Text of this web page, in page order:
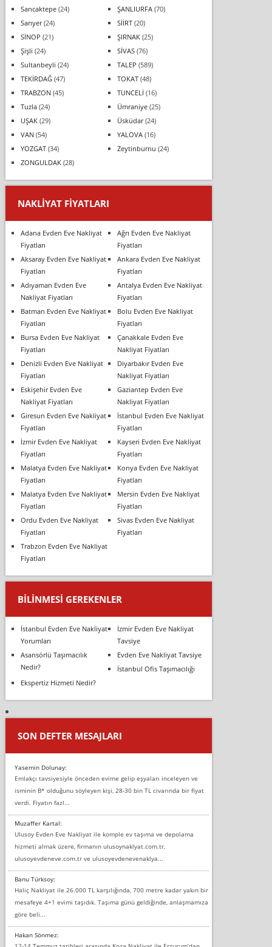
Sancaktepe(24) ŞANLIURFA(70)
Sarıyer(24) SİİRT(20)
SİNOP (21) ŞIRNAK(25)
Şişli (24) SİVAS(76)
Sultanbeyli (24) TALEP (589)
TEKİRDAĞ(47) TOKAT(48)
TRABZON(45) TUNCELİ (16)
Tuzla(24) Ümraniye(25)
UŞAK(29) Üsküdar(24)
VAN(54) YALOVA(16)
YOZGAT(34) Zeytinburnu (24)
ZONGULDAK(28)
NAKLIYAT FIYATLARI
Adana Evden Eve Nakliyat
Fiyatları
Ağrı Evden Eve Nakliyat
Fiyatları
Aksaray Evden Eve Nakliyat
Fiyatları
Ankara Evden Eve Nakliyat
Fiyatları
Adıyaman Evden Eve
Nakliyat Fiyatları
Antalya Evden Eve Nakliyat
Fiyatları
Batman Evden Eve Nakliyat
Fiyatları
Bolu Evden Eve Nakliyat
Fiyatları
Bursa Evden Eve Nakliyat
Fiyatları
Çanakkale Evden Eve
Nakliyat Fiyatları
Denizli Evden Eve Nakliyat
Fiyatları
Diyarbakır Evden Eve
Nakliyat Fiyatları
Eskişehir Evden Eve
Nakliyat Fiyatları
Gaziantep Evden Eve
Nakliyat Fiyatları
Giresun Evden Eve Nakliyat
Fiyatları
İstanbul Evden Eve Nakliyat
Fiyatları
İzmir Evden Eve Nakliyat
Fiyatları
Kayseri Evden Eve Nakliyat
Fiyatları
Malatya Evden Eve Nakliyat
Fiyatları
Konya Evden Eve Nakliyat
Fiyatları
Malatya Evden Eve Nakliyat
Fiyatları
Mersin Evden Eve Nakliyat
Fiyatları
Ordu Evden Eve Nakliyat
Fiyatları
Sivas Evden Eve Nakliyat
Fiyatları
Trabzon Evden Eve Nakliyat
Fiyatları
BILINMESI GEREKENLER
İstanbul Evden Eve Nakliyat
Yorumları
İzmir Evden Eve Nakliyat
Tavsiye
Asansörlü Taşımacılık
Nedir?
Evden Eve Nakliyat Tavsiye
İstanbul Ofis Taşımacılığı
Ekspertiz Hizmeti Nedir?
SON DEFTER MESAJLARI
Yasemin Dolunay:
Emlakçı tavsiyesiyle önceden evime gelip eşyaları inceleyen ve
isminin B* olduğunu söyleyen kişi, 28-30 bin TL civarında bir fiyat
verdi. Fiyatın fazl...
Muzaffer Kartal:
Ulusoy Evden Eve Nakliyat ile komple ev taşıma ve depolama
hizmeti almak üzere, firmanın ulusoynaklyat.com.tr,
ulusoyevdeneve.com.tr ve ulusoyevdenevenaklya...
Banu Türksoy:
Haliç Nakliyat ile 26.000 TL karşılığında, 700 metre kadar yakın bir
mesafeye 4+1 evimi taşıdık. Taşıma günü geldiğinde, anlaşmamıza
göre beli...
Hakan Sönmez: